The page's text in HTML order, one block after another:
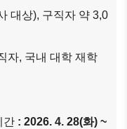
関連機
サイト
대상), 구직자 약 3,0
, 국내 대학 재학
간 : 2026. 4. 28(화) ~